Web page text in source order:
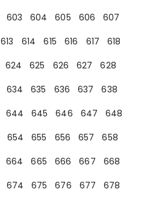
603 604 605 606
607
613 614 615 616 617
618
624 625 626 627
628
634 635 636 637
638
644 645 646 647
648
654 655 656 657
658
664 665 666 667
668
674 675 676 677
678